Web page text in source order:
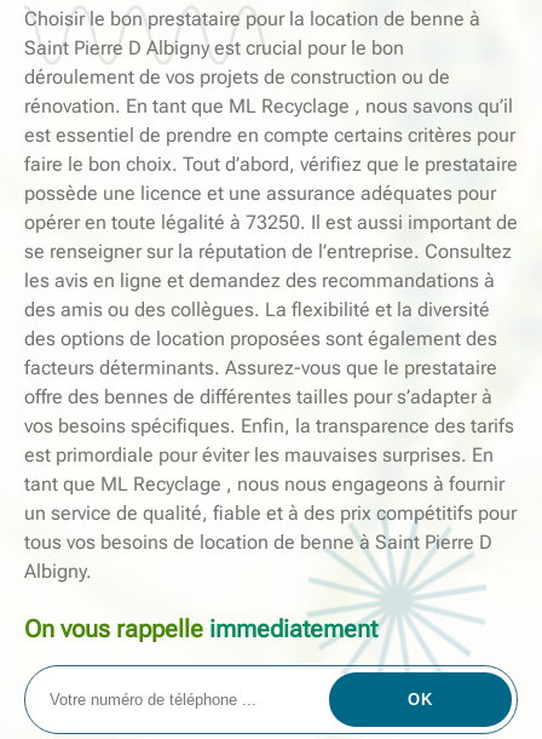
Choisir le bon prestataire pour la location de benne à
Saint Pierre D Albigny est crucial pour le bon
déroulement de vos projets de construction ou de
rénovation. En tant que ML Recyclage , nous savons qu’il
est essentiel de prendre en compte certains critères pour
faire le bon choix. Tout d’abord, vérifiez que le prestataire
possède une licence et une assurance adéquates pour
opérer en toute légalité à 73250. Il est aussi important de
se renseigner sur la réputation de l’entreprise. Consultez
les avis en ligne et demandez des recommandations à
des amis ou des collègues. La flexibilité et la diversité
des options de location proposées sont également des
facteurs déterminants. Assurez-vous que le prestataire
offre des bennes de différentes tailles pour s’adapter à
vos besoins spécifiques. Enfin, la transparence des tarifs
est primordiale pour éviter les mauvaises surprises. En
tant que ML Recyclage , nous nous engageons à fournir
un service de qualité, fiable et à des prix compétitifs pour
tous vos besoins de location de benne à Saint Pierre D
Albigny.
On vous rappelle immediatement